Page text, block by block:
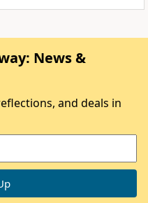
News &
and deals in